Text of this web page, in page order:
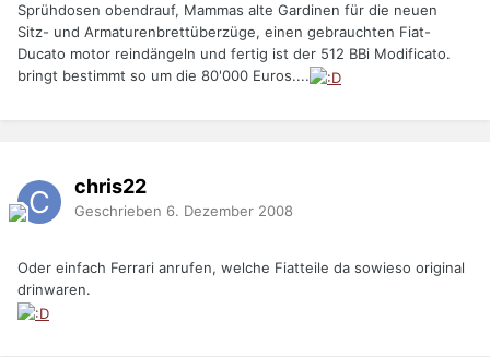
Sprühdosen obendrauf, Mammas alte Gardinen für die neuen
Sitz- und Armaturenbrettüberzüge, einen gebrauchten Fiat-
Ducato motor reindängeln und fertig ist der 512 BBi Modificato.
bringt bestimmt so um die 80'000 Euros....
chris22
Geschrieben 6. Dezember 2008
Oder einfach Ferrari anrufen, welche Fiatteile da sowieso original
drinwaren.